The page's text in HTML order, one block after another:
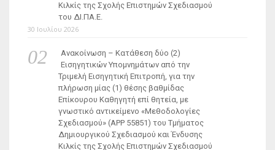
Κιλκίς της Σχολής Επιστημών Σχεδιασμού
του ΔΙ.ΠΑ.Ε.
30 Ιουλίου 2026
Ανακοίνωση – Κατάθεση δύο (2)
Εισηγητικών Υπομνημάτων από την
Τριμελή Εισηγητική Επιτροπή, για την
πλήρωση μίας (1) θέσης βαθμίδας
Επίκουρου Καθηγητή επί θητεία, με
γνωστικό αντικείμενο «Μεθοδολογίες
Σχεδιασμού» (ΑΡΡ 55851) του Τμήματος
Δημιουργικού Σχεδιασμού και Ένδυσης
Κιλκίς της Σχολής Επιστημών Σχεδιασμού